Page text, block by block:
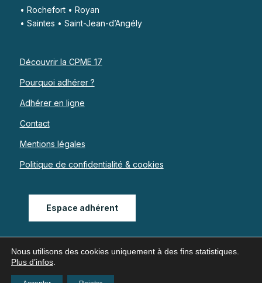
• Rochefort • Royan
• Saintes • Saint-Jean-d’Angély
Découvrir la CPME 17
Pourquoi adhérer ?
Adhérer en ligne
Contact
Mentions légales
Politique de confidentialité & cookies
Espace adhérent
Nous utilisons des cookies uniquement à des fins statistiques.
Plus d’infos